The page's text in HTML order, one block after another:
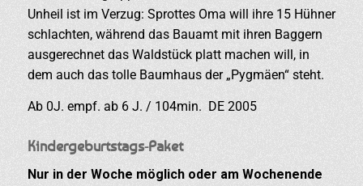
Unheil ist im Verzug: Sprottes Oma will ihre 15 Hühner
schlachten, während das Bauamt mit ihren Baggern
ausgerechnet das Waldstück platt machen will, in
dem auch das tolle Baumhaus der „Pygmäen“ steht.
Ab 0J. empf. ab 6 J. / 104min. DE 2005
Kindergeburtstags-Paket
Nur in der Woche möglich oder am Wochenende